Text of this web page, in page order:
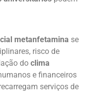
metanfetamina se
risco de
do clima
e financeiros
serviços de